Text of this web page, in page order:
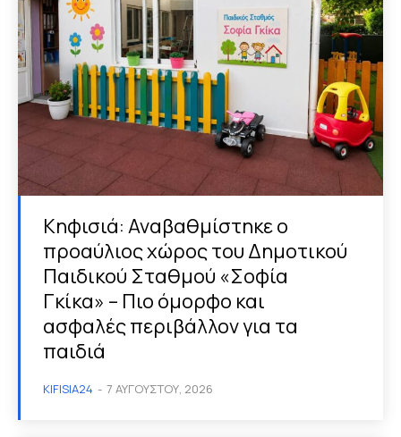
Κηφισιά: Αναβαθμίστηκε ο
προαύλιος χώρος του Δημοτικού
Παιδικού Σταθμού «Σοφία
Γκίκα» – Πιο όμορφο και
ασφαλές περιβάλλον για τα
παιδιά
KIFISIA24 - 7 ΑΥΓΟΎΣΤΟΥ, 2026